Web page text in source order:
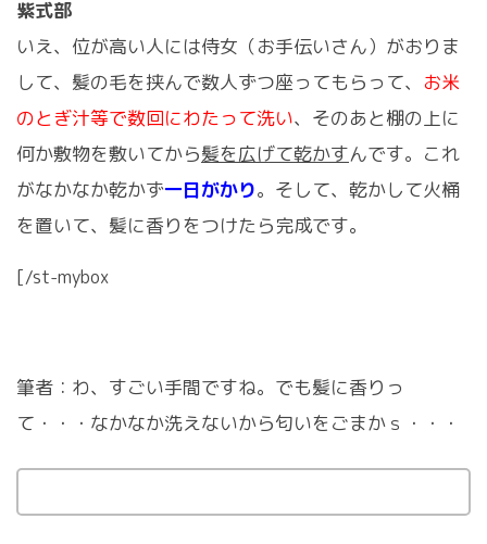
紫式部
いえ、位が高い人には侍女（お手伝いさん）がおりま
して、髪の毛を挟んで数人ずつ座ってもらって、 お米
のとぎ汁等で数回にわたって洗い、そのあと棚の上に
何か敷物を敷いてから髪を広げて乾かすんです。これ
がなかなか乾かず一日がかり。そして、乾かして火桶
を置いて、髪に香りをつけたら完成です。
[/st-mybox
筆者：わ、すごい手間ですね。でも髪に香りっ
て・・・なかなか洗えないから匂いをごまかｓ・・・